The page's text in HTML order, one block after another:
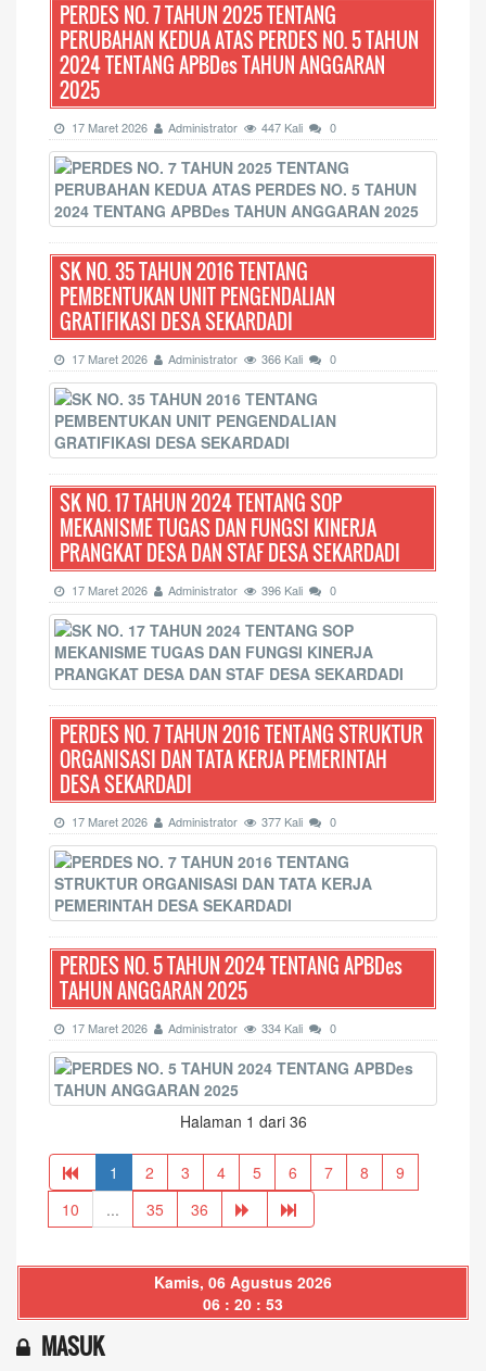
PERDES NO. 7 TAHUN 2025 TENTANG
PERUBAHAN KEDUA ATAS PERDES NO. 5 TAHUN
2024 TENTANG APBDes TAHUN ANGGARAN
2025
17 Maret 2026 Administrator 447 Kali 0
SK NO. 35 TAHUN 2016 TENTANG
PEMBENTUKAN UNIT PENGENDALIAN
GRATIFIKASI DESA SEKARDADI
17 Maret 2026 Administrator 366 Kali 0
SK NO. 17 TAHUN 2024 TENTANG SOP
MEKANISME TUGAS DAN FUNGSI KINERJA
PRANGKAT DESA DAN STAF DESA SEKARDADI
17 Maret 2026 Administrator 396 Kali 0
PERDES NO. 7 TAHUN 2016 TENTANG STRUKTUR
ORGANISASI DAN TATA KERJA PEMERINTAH
DESA SEKARDADI
17 Maret 2026 Administrator 377 Kali 0
PERDES NO. 5 TAHUN 2024 TENTANG APBDes
TAHUN ANGGARAN 2025
17 Maret 2026 Administrator 334 Kali 0
Halaman 1 dari 36
1 2 3 4 5 6 7 8
9
10
... 35 36
Kamis, 06 Agustus 2026
06 : 20 : 53
MASUK